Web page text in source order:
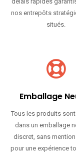
nos entrepôts
situés.
Emballage
Tous les produits
dans un emballage
discret, sans mention
pour une expérience